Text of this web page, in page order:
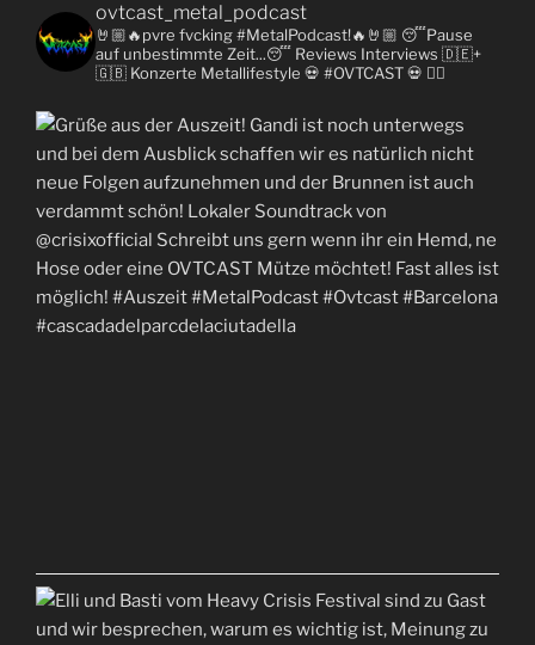
ovtcast_metal_podcast
🤘🏼🔥pvre fvcking #MetalPodcast!🔥🤘🏼 😴Pause
auf unbestimmte Zeit...😴 Reviews Interviews 🇩🇪+
🇬🇧 Konzerte Metallifestyle 💀 #OVTCAST 💀 👇🏼